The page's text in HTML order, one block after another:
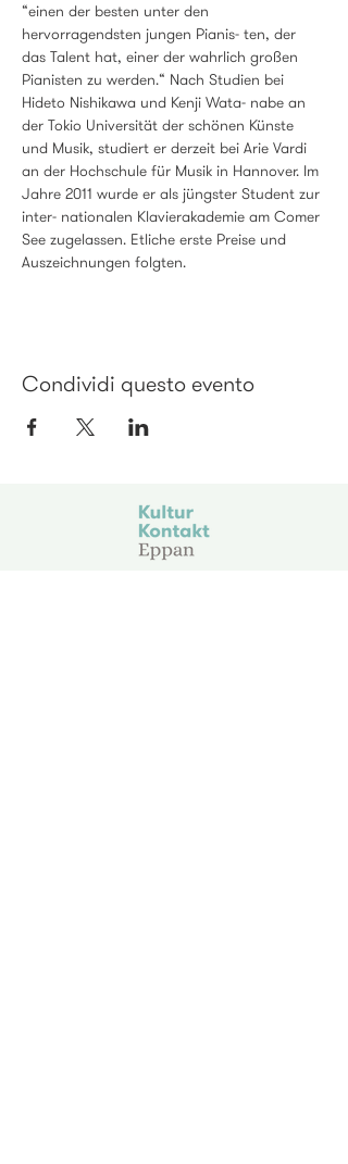
“einen der besten unter den
hervorragendsten jungen Pianis- ten, der
das Talent hat, einer der wahrlich großen
Pianisten zu werden.“ Nach Studien bei
Hideto Nishikawa und Kenji Wata- nabe an
der Tokio Universität der schönen Künste
und Musik, studiert er derzeit bei Arie Vardi
an der Hochschule für Musik in Hannover. Im
Jahre 2011 wurde er als jüngster Student zur
inter- nationalen Klavierakademie am Comer
See zugelassen. Etliche erste Preise und
Auszeichnungen folgten.
Condividi questo evento